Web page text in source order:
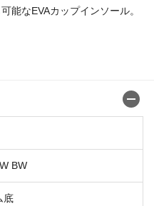
能なEVAカップインソール。
BW
底